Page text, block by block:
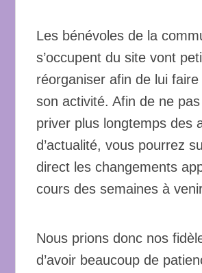
Les bénévoles de la
s’occupent du site vont
réorganiser afin de lui
son activité. Afin de ne
priver plus longtemps des
d’actualité, vous pourrez
direct les changements
cours des semaines à
Nous prions donc nos
d’avoir beaucoup de